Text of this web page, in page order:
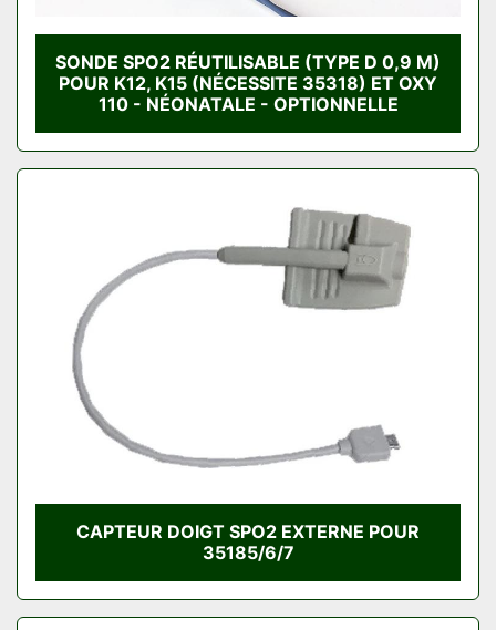
SONDE SPO2 RÉUTILISABLE (TYPE D 0,9 M)
POUR K12, K15 (NÉCESSITE 35318) ET OXY
110 - NÉONATALE - OPTIONNELLE
CAPTEUR DOIGT SPO2 EXTERNE POUR
35185/6/7